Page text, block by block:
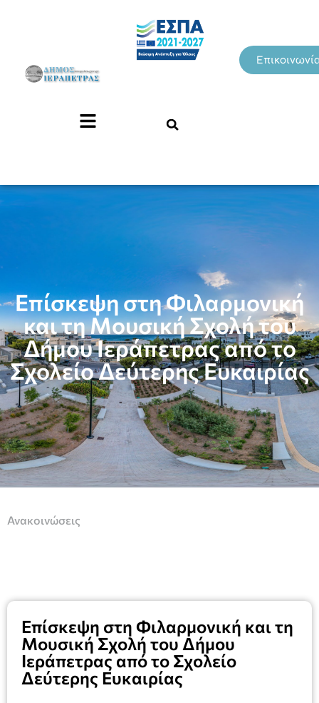
Επίσκεψη στη Φιλαρμονική
και τη Μουσική Σχολή του
Δήμου Ιεράπετρας από το
Σχολείο Δεύτερης Ευκαιρίας
Ανακοινώσεις
Επίσκεψη στη Φιλαρμονική και τη
Μουσική Σχολή του Δήμου
Ιεράπετρας από το Σχολείο
Δεύτερης Ευκαιρίας